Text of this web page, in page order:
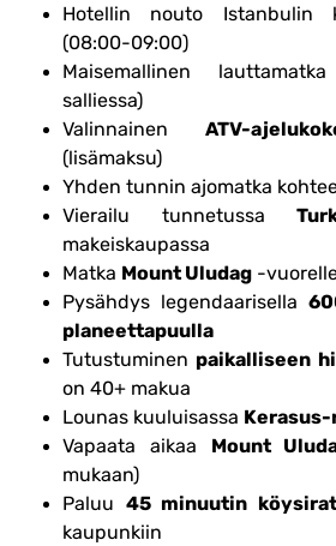
Hotellin nouto Istanbulin
(08:00-09:00)
Maisemallinen
salliessa)
Valinnainen ATV-
(lisämaksu)
Yhden tunnin ajomatka
Vierailu tunnetussa
makeiskaupassa
Matka Mount Uludag -
Pysähdys legendaarisella
planeettapuulla
Tutustuminen paikalliseen
on 40+ makua
Lounas kuuluisassa
Vapaata aikaa Mount
mukaan)
Paluu 45 minuutin
kaupunkiin